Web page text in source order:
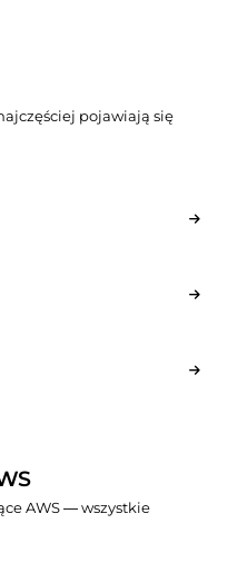
pojawiają się
AWS — wszystkie